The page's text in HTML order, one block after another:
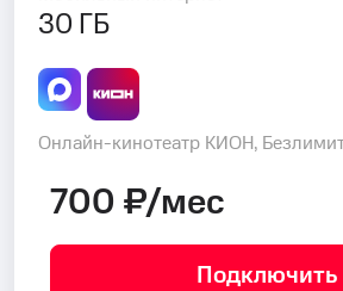
30 ГБ
Онлайн-кинотеатр КИОН,
700 ₽/мес
Подключить